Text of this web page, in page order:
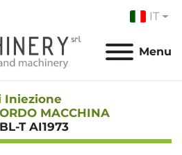
IT
Menu
Iniezione
MACCHINA
T AI1973